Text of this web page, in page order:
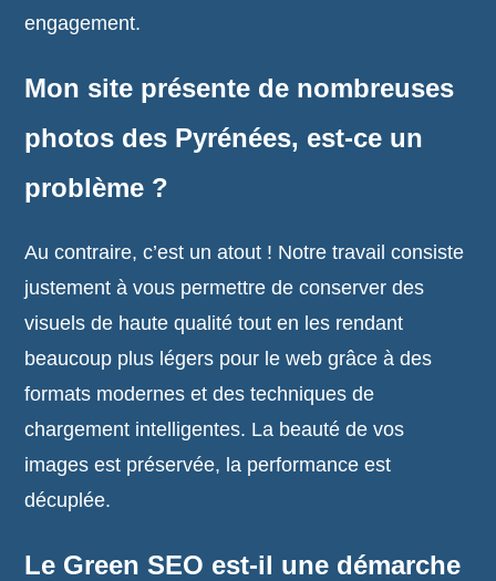
engagement.
Mon site présente de nombreuses
photos des Pyrénées, est-ce un
problème ?
Au contraire, c’est un atout ! Notre travail consiste
justement à vous permettre de conserver des
visuels de haute qualité tout en les rendant
beaucoup plus légers pour le web grâce à des
formats modernes et des techniques de
chargement intelligentes. La beauté de vos
images est préservée, la performance est
décuplée.
Le Green SEO est-il une démarche